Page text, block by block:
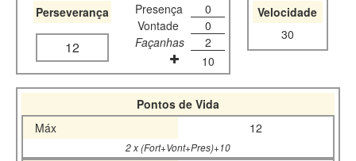
Perseverança
12
Presença
0
Vontade
0
Façanhas
2
10
Velocidade
30
Pontos de Vida
Máx
12
2 x (Fort+Vont+Pres)+10